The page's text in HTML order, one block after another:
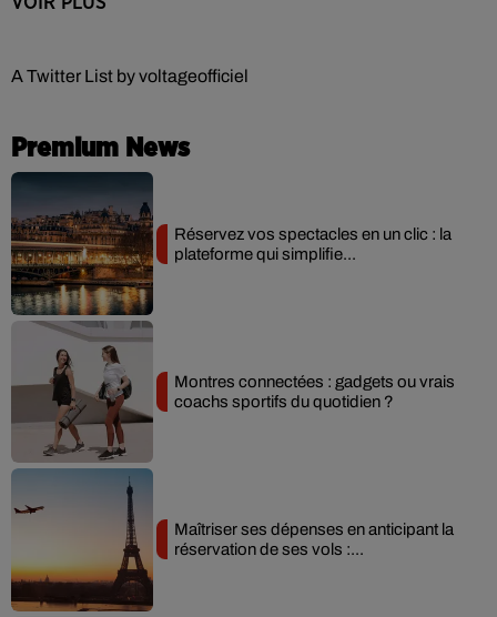
A Twitter List by voltageofficiel
Premium News
Réservez vos spectacles en un clic : la
plateforme qui simplifie...
Montres connectées : gadgets ou vrais
coachs sportifs du quotidien ?
Maîtriser ses dépenses en anticipant la
réservation de ses vols :...